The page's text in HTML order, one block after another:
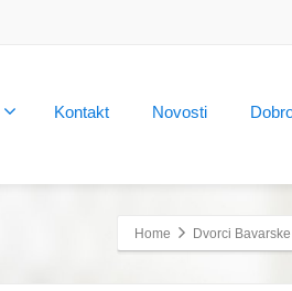
Kontakt Novosti
Home Dvorci